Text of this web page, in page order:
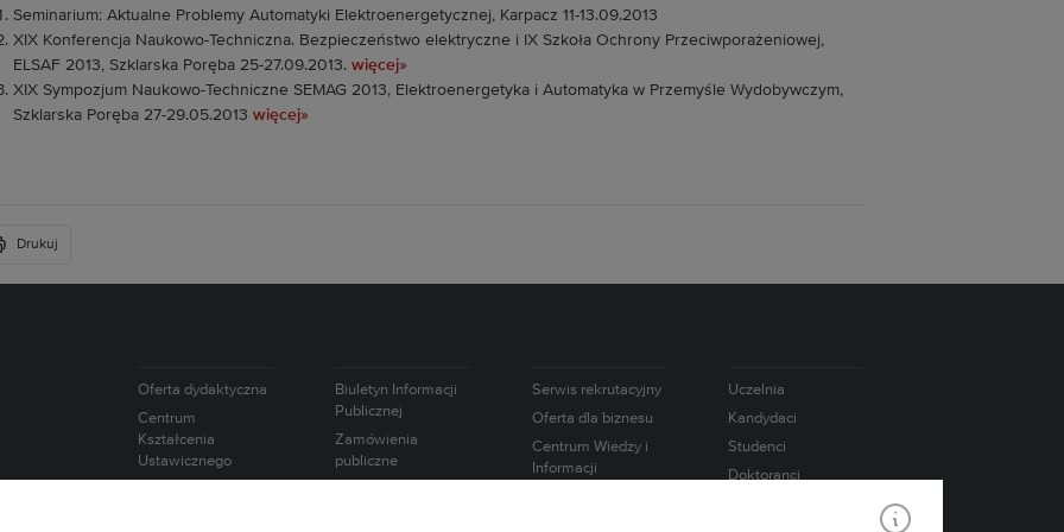
Seminarium: Aktualne Problemy Automatyki Elektroenergetycznej, Karpacz 11-13.09.2013
XIX Konferencja Naukowo-Techniczna. Bezpieczeństwo elektryczne i IX Szkoła Ochrony Przeciwporażeniowej,
ELSAF 2013, Szklarska Poręba 25-27.09.2013. więcej»
XIX Sympozjum Naukowo-Techniczne SEMAG 2013, Elektroenergetyka i Automatyka w Przemyśle Wydobywczym,
Szklarska Poręba 27-29.05.2013 więcej»
Drukuj
Oferta dydaktyczna
Centrum
Kształcenia
Ustawicznego
Biuletyn Informacji
Publicznej
Zamówienia
publiczne
Serwis rekrutacyjny
Oferta dla biznesu
Centrum Wiedzy i
Informacji
Uczelnia
Kandydaci
Studenci
Doktoranci